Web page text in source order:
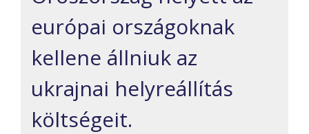
európai országoknak
kellene állniuk az
ukrajnai helyreállítás
költségeit.